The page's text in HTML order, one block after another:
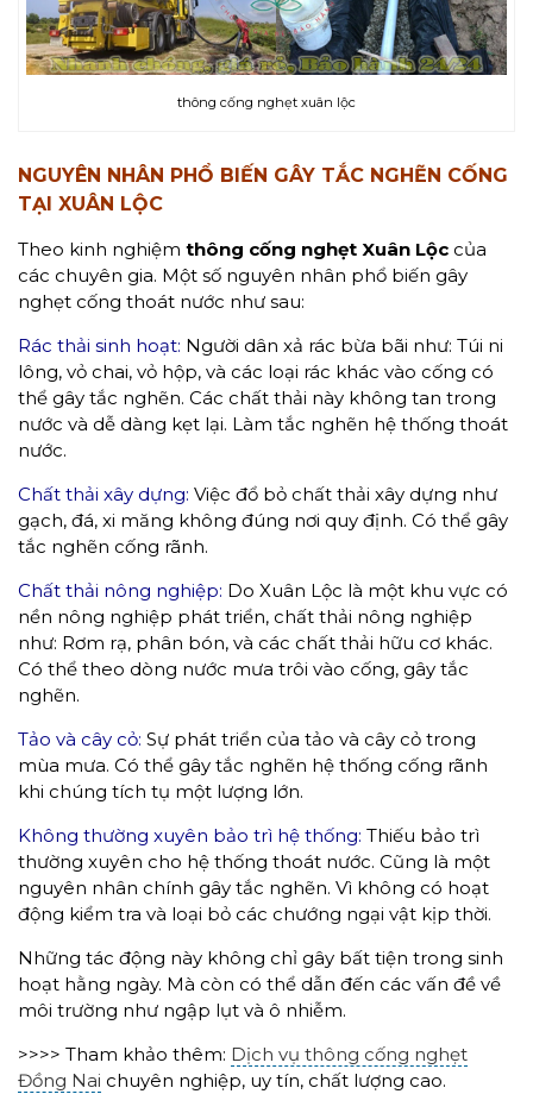
thông cống nghẹt xuân lộc
NGUYÊN NHÂN PHỔ BIẾN GÂY TẮC NGHẼN CỐNG
TẠI XUÂN LỘC
Theo kinh nghiệm thông cống nghẹt Xuân Lộc của
các chuyên gia. Một số nguyên nhân phổ biến gây
nghẹt cống thoát nước như sau:
Rác thải sinh hoạt: Người dân xả rác bừa bãi như: Túi ni
lông, vỏ chai, vỏ hộp, và các loại rác khác vào cống có
thể gây tắc nghẽn. Các chất thải này không tan trong
nước và dễ dàng kẹt lại. Làm tắc nghẽn hệ thống thoát
nước.
Chất thải xây dựng: Việc đổ bỏ chất thải xây dựng như
gạch, đá, xi măng không đúng nơi quy định. Có thể gây
tắc nghẽn cống rãnh.
Chất thải nông nghiệp: Do Xuân Lộc là một khu vực có
nền nông nghiệp phát triển, chất thải nông nghiệp
như: Rơm rạ, phân bón, và các chất thải hữu cơ khác.
Có thể theo dòng nước mưa trôi vào cống, gây tắc
nghẽn.
Tảo và cây cỏ: Sự phát triển của tảo và cây cỏ trong
mùa mưa. Có thể gây tắc nghẽn hệ thống cống rãnh
khi chúng tích tụ một lượng lớn.
Không thường xuyên bảo trì hệ thống: Thiếu bảo trì
thường xuyên cho hệ thống thoát nước. Cũng là một
nguyên nhân chính gây tắc nghẽn. Vì không có hoạt
động kiểm tra và loại bỏ các chướng ngại vật kịp thời.
Những tác động này không chỉ gây bất tiện trong sinh
hoạt hằng ngày. Mà còn có thể dẫn đến các vấn đề về
môi trường như ngập lụt và ô nhiễm.
>>>> Tham khảo thêm: Dịch vụ thông cống nghẹt
Đồng Nai chuyên nghiệp, uy tín, chất lượng cao.